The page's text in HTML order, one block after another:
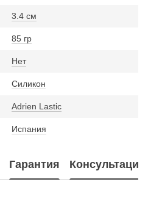
3.4 см
85 гр
Нет
Силикон
Adrien Lastic
Испания
Гарантия Консультация